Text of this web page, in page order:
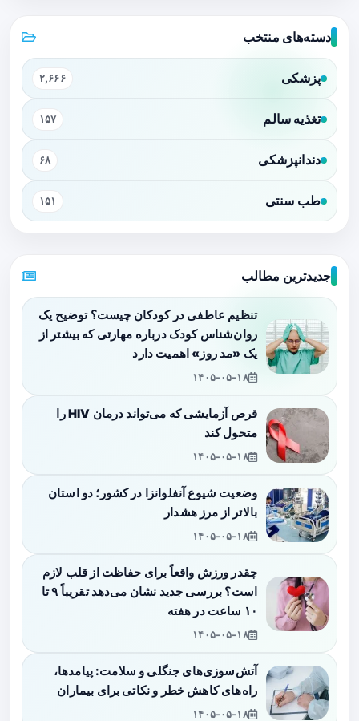
دسته‌های منتخب
پزشکی ۲,۶۶۶
تغذیه سالم ۱۵۷
دندانپزشکی ۶۸
طب سنتی ۱۵۱
جدیدترین مطالب
تنظیم عاطفی در کودکان چیست؟ توضیح یک
روان‌شناس کودک درباره مهارتی که بیشتر از
یک «مد روز» اهمیت دارد
۱۴۰۵-۰۵-۱۸
قرص آزمایشی که می‌تواند درمان HIV را
متحول کند
۱۴۰۵-۰۵-۱۸
وضعیت شیوع آنفلوانزا در کشور؛ دو استان
بالاتر از مرز هشدار
۱۴۰۵-۰۵-۱۸
چقدر ورزش واقعاً برای حفاظت از قلب لازم
است؟ بررسی جدید نشان می‌دهد تقریباً ۹ تا
۱۰ ساعت در هفته
۱۴۰۵-۰۵-۱۸
آتش‌سوزی‌های جنگلی و سلامت: پیامدها،
راه‌های کاهش خطر و نکاتی برای بیماران
۱۴۰۵-۰۵-۱۸